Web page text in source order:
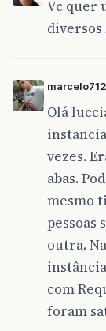
Vc quer
diversos
Olá
vezes.
abas.
mesmo
outra.
com
foram